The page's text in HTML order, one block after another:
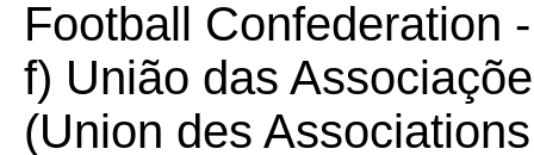
Football Confederation
f) União das
(Union des